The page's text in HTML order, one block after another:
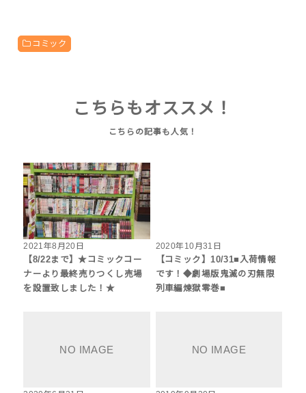
コミック
こちらもオススメ！
2021年8月20日
【8/22まで】★コミックコー
ナーより最終売りつくし売場
を設置致しました！★
2020年10月31日
【コミック】10/31■入荷情報
です！◆劇場版鬼滅の刃無限
列車編煉獄零巻■